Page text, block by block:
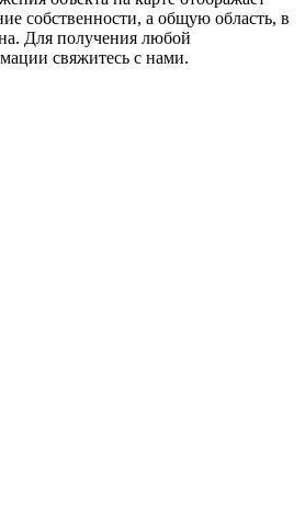
собственности, а общую область, в
Для получения любой
свяжитесь с нами.